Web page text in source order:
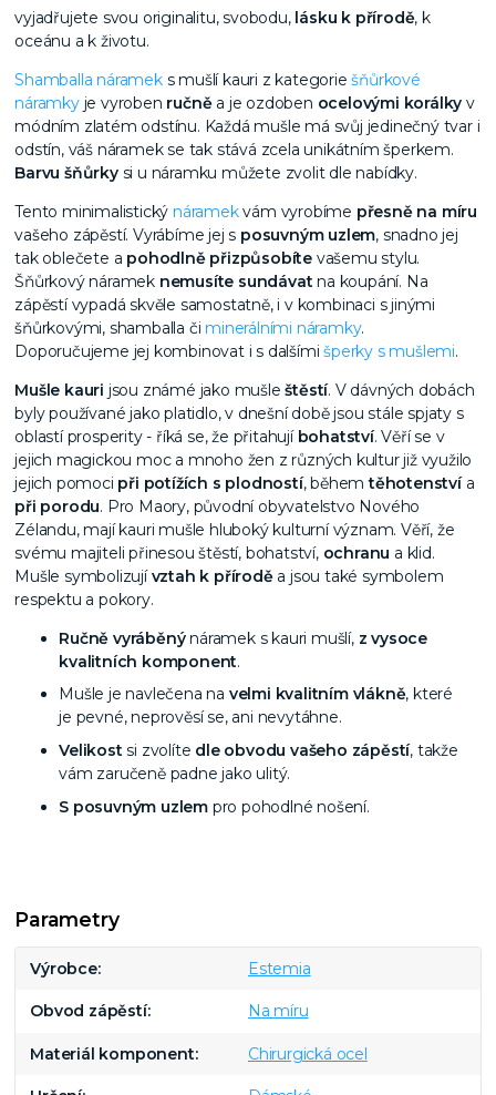
vyjadřujete svou originalitu, svobodu, lásku k přírodě, k
oceánu a k životu.
Shamballa nárameks mušlí kauri z kategoriešňůrkové
náramkyje vyroben ručněa je ozdoben ocelovými korálky v
módním zlatém odstínu. Každá mušle má svůj jedinečný tvar i
odstín, váš náramek se tak stává zcela unikátním šperkem.
Barvu šňůrkysi u náramku můžete zvolit dle nabídky.
Tento minimalistický náramekvám vyrobíme přesně na míru
vašeho zápěstí. Vyrábíme jej s posuvným uzlem, snadno jej
tak oblečete a pohodlně přizpůsobítevašemu stylu.
Šňůrkový náramek nemusíte sundávatna koupání. Na
zápěstí vypadá skvěle samostatně, i v kombinaci s jinými
šňůrkovými, shamballa či minerálními náramky.
Doporučujeme jej kombinovat i s dalšímišperky s mušlemi.
Mušle kauri jsou známé jako mušleštěstí. V dávných dobách
byly používané jako platidlo, v dnešní době jsou stále spjaty s
oblastí prosperity - říká se, že přitahují bohatství. Věří se v
jejich magickou moc a mnoho žen z různých kultur již využilo
jejich pomoci při potížích s plodností, běhemtěhotenstvía
při porodu. Pro Maory, původní obyvatelstvo Nového
Zélandu, mají kauri mušle hluboký kulturní význam. Věří, že
svému majiteli přinesou štěstí, bohatství, ochranu a klid.
Mušle symbolizujívztah k příroděa jsou také symbolem
respektu a pokory.
Ručně vyráběnýnáramek s kauri mušlí, z vysoce
kvalitních komponent.
Mušle je navlečena na velmi kvalitním vlákně, které
je pevné, neprověsí se, ani nevytáhne.
Velikostsi zvolíte dle obvodu vašeho zápěstí, takže
vám zaručeně padne jako ulitý.
S posuvným uzlempro pohodlné nošení.
Parametry
Výrobce Estemia
Obvod zápěstí Na míru
Materiál komponent Chirurgická ocel